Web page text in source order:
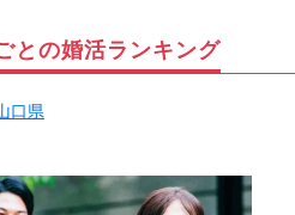
との婚活ランキング
口県